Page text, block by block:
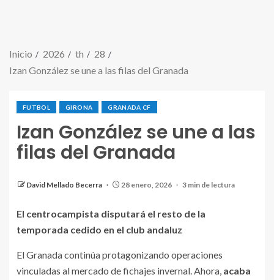
Inicio 2026 th
28
Izan González se une a las filas del Granada
FUTBOL GIRONA GRANADA CF
Izan González se une a las
filas del Granada
David Mellado Becerra 28 enero, 2026 3 min de lectura
Izan González, durante un entrenamiento con el
Europa. / CE EUROPA
El centrocampista disputará el resto de la
temporada cedido en el club andaluz
El Granada continúa protagonizando operaciones
vinculadas al mercado de fichajes invernal. Ahora, acaba